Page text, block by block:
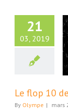
21
03, 2019
10 de mes
amoureuses
et Société
Le flop 10
By Olympe | mars